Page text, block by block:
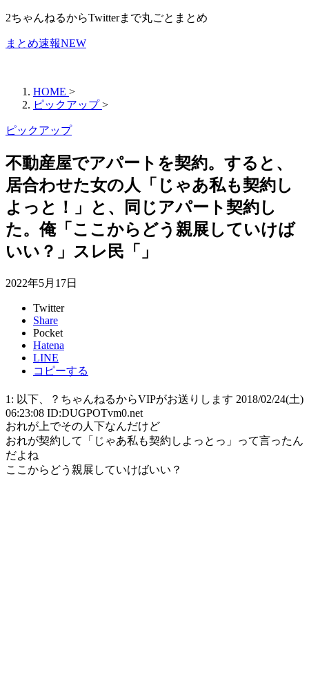
2ちゃんねるからTwitterまで丸ごとまとめ
まとめ速報NEW
HOME >
ピックアップ >
ピックアップ
不動産屋でアパートを契約。すると、
居合わせた女の人「じゃあ私も契約し
よっと！」と、同じアパート契約し
た。俺「ここからどう親展していけば
いい？」スレ民「」
2022年5月17日
Twitter
Share
Pocket
Hatena
LINE
コピーする
1: 以下、？ちゃんねるからVIPがお送りします 2018/02/24(土)
06:23:08 ID:DUGPOTvm0.net
おれが上でその人下なんだけど
おれが契約して「じゃあ私も契約しよっとっ」って言ったん
だよね
ここからどう親展していけばいい？